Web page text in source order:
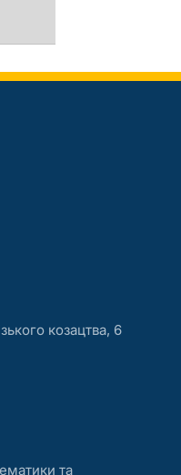
козацтва, 6
та